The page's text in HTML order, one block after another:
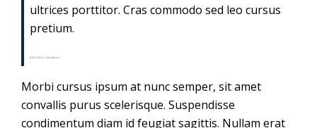
ultrices porttitor. Cras commodo sed leo cursus
pretium.
John Doe, Capital Inc.
Morbi cursus ipsum at nunc semper, sit amet
convallis purus scelerisque. Suspendisse
condimentum diam id feugiat sagittis. Nullam erat